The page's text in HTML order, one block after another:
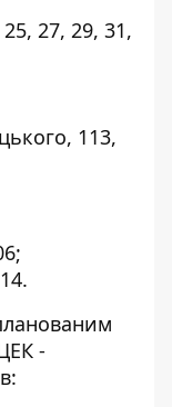
27, 29, 31,
113,
-